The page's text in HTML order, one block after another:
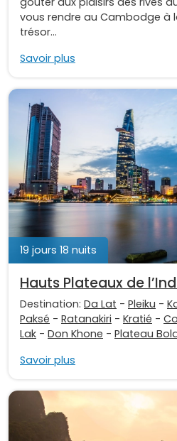
vous rendre au Cambodge à
trésor...
Savoir plus
19 jours 18 nuits
Hauts Plateaux de
Destination: Da Lat - Pleiku -
Paksé - Ratanakiri - Kratié -
Lak - Don Khone - Plateau
Savoir plus